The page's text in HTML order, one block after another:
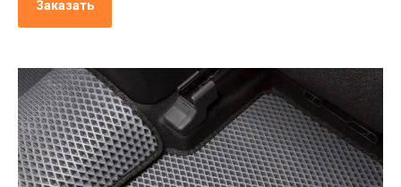
Заказать